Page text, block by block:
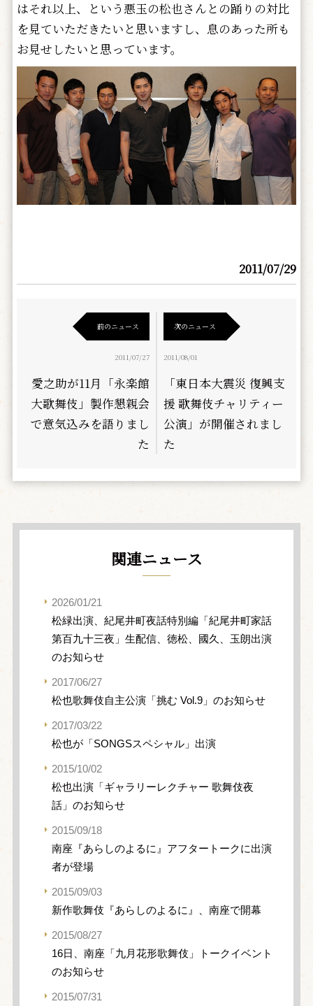
はそれ以上、という悪玉の松也さんとの踊りの対比
を見ていただきたいと思いますし、息のあった所も
お見せしたいと思っています。
2011/07/29
前のニュース
2011/07/27
愛之助が11月「永楽館
大歌舞伎」製作懇親会
で意気込みを語りまし
た
次のニュース
2011/08/01
「東日本大震災 復興支
援 歌舞伎チャリティー
公演」が開催されまし
た
関連ニュース
2026/01/21
松緑出演、紀尾井町夜話特別編「紀尾井町家話
第百九十三夜」生配信、徳松、國久、玉朗出演
のお知らせ
2017/06/27
松也歌舞伎自主公演「挑む Vol.9」のお知らせ
2017/03/22
松也が「SONGSスペシャル」出演
2015/10/02
松也出演「ギャラリーレクチャー 歌舞伎夜
話」のお知らせ
2015/09/18
南座『あらしのよるに』アフタートークに出演
者が登場
2015/09/03
新作歌舞伎『あらしのよるに』、南座で開幕
2015/08/27
16日、南座「九月花形歌舞伎」トークイベント
のお知らせ
2015/07/31